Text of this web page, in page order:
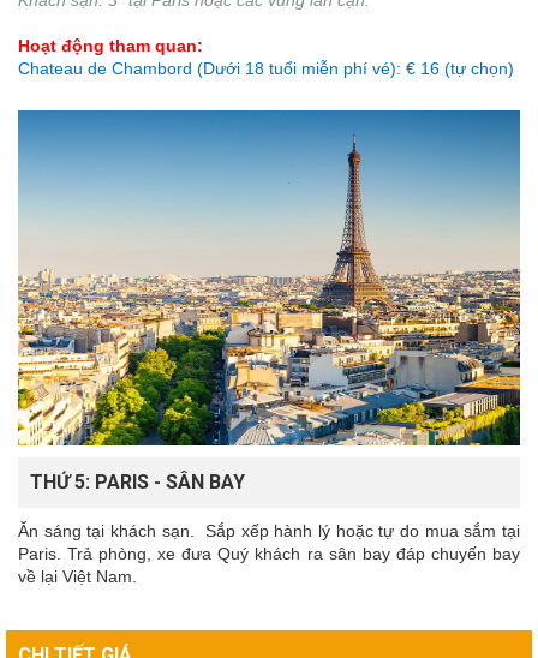
Hoạt động tham quan:
Chateau de Chambord (Dưới 18 tuổi miễn phí vé): € 16 (tự chọn)
THỨ 5: PARIS - SÂN BAY
Ăn sáng tại khách sạn. Sắp xếp hành lý hoặc tự do mua sắm tại
Paris. Trả phòng, xe đưa Quý khách ra sân bay đáp chuyến bay
về lại Việt Nam.